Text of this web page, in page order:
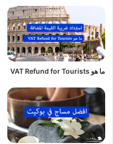
ما هو VAT Refund for Tourists